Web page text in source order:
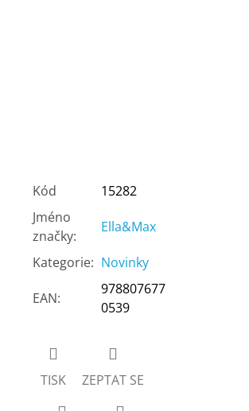
Kód
15282
Jméno
značky:
Ella&Max
Kategorie: Novinky
EAN:
978807677
0539
TISK ZEPTAT SE